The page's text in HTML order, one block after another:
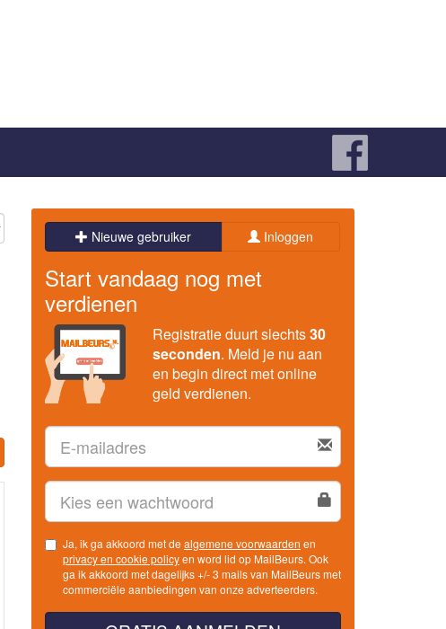
Nieuwe gebruiker Inloggen
Start vandaag nog met
verdienen
Registratie duurt slechts30
seconden. Meld je nu aan
en begin direct met online
geld verdienen.
Ja, ik ga akkoord met de algemene voorwaarden en
privacy en cookie policy
ga ik akkoord met dagelijks +/- 3 mails van MailBeurs met
commerciële aanbiedingen van onze adverteerders.